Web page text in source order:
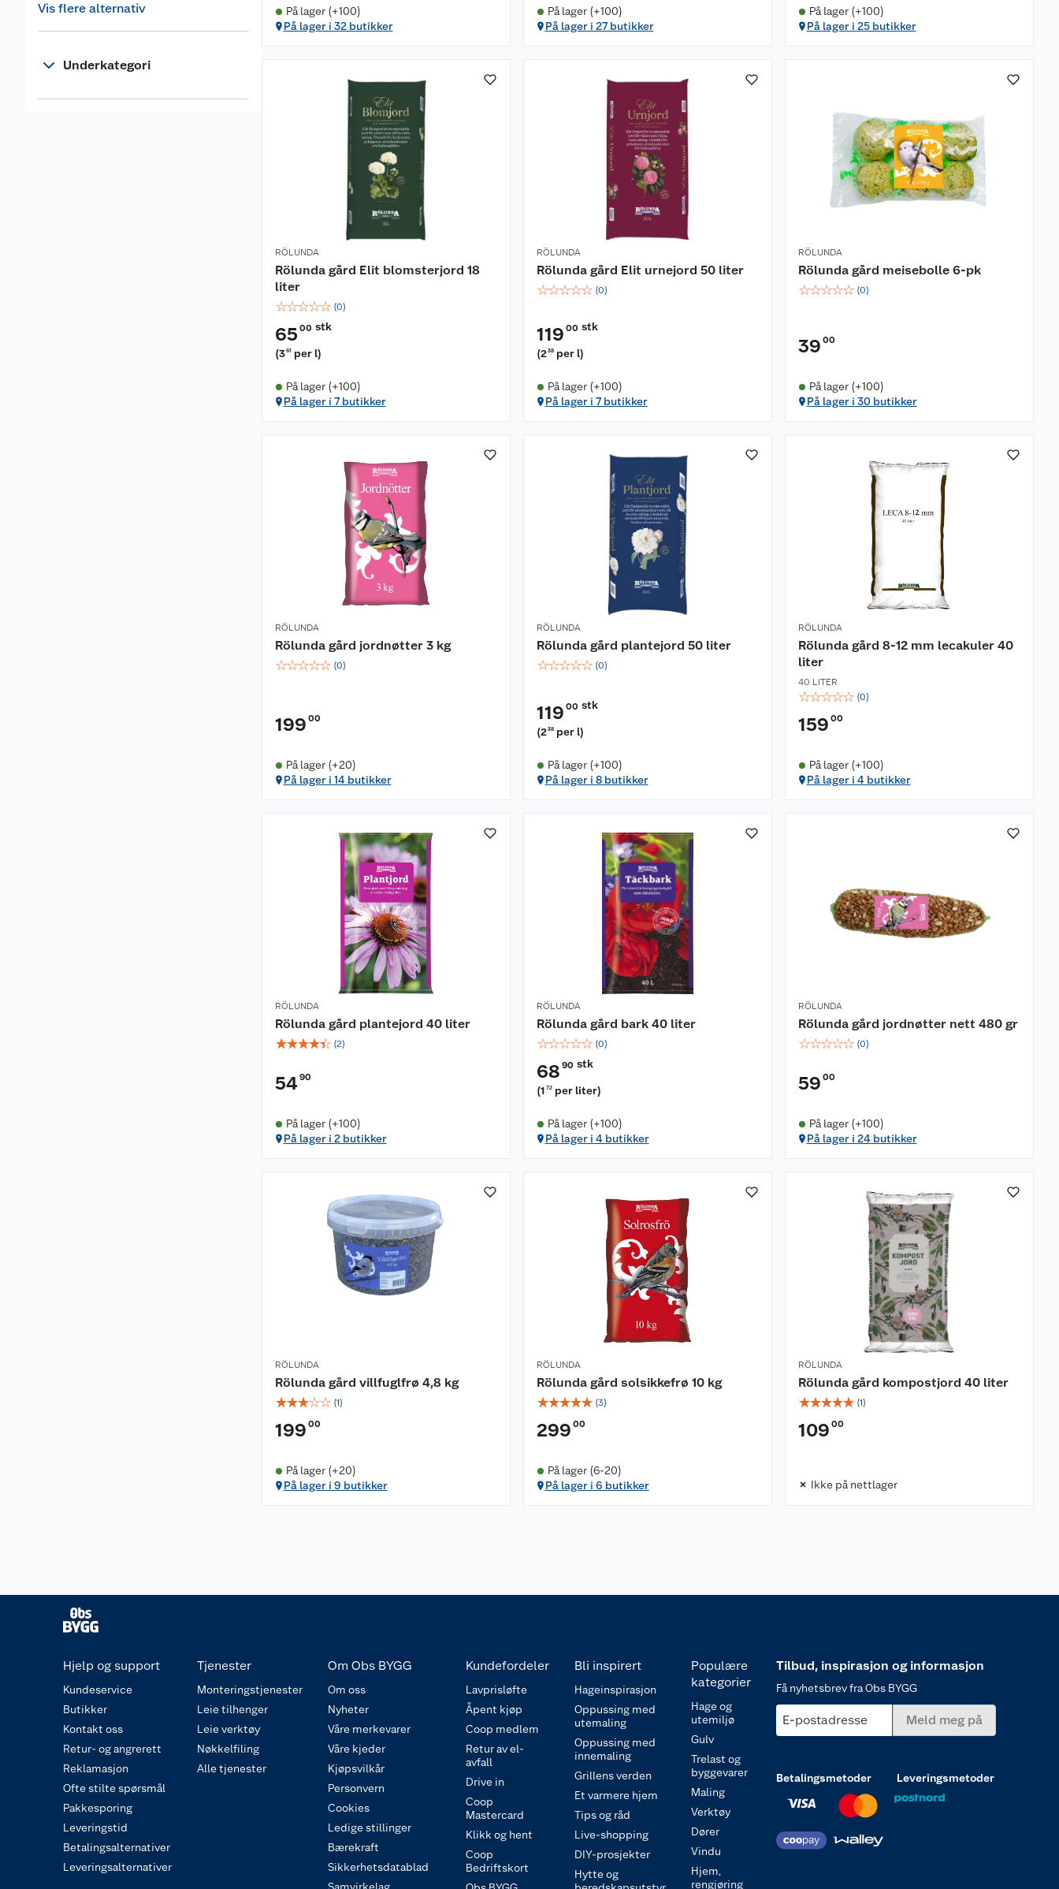
Vis flere alternativ
Underkategori
På lager (+100)
På lager i 32 butikker
På lager (+100)
På lager i 27 butikker
På lager (+100)
På lager i 25 butikker
RÖLUNDA
Rölunda gård Elit blomsterjord 18
liter
☆☆☆☆☆ (0)
65 00 stk
(361 per l)
På lager (+100)
På lager i 7 butikker
RÖLUNDA
Rölunda gård Elit urnejord 50 liter
☆☆☆☆☆ (0)
119 00 stk
(238 per l)
På lager (+100)
På lager i 7 butikker
RÖLUNDA
Rölunda gård meisebolle 6-pk
☆☆☆☆☆ (0)
39 00
På lager (+100)
På lager i 30 butikker
RÖLUNDA
Rölunda gård jordnøtter 3 kg
☆☆☆☆☆ (0)
199 00
På lager (+20)
På lager i 14 butikker
RÖLUNDA
Rölunda gård plantejord 50 liter
☆☆☆☆☆ (0)
119 00 stk
(238 per l)
På lager (+100)
På lager i 8 butikker
RÖLUNDA
Rölunda gård 8-12 mm lecakuler 40
liter
40 LITER
☆☆☆☆☆ (0)
159 00
På lager (+100)
På lager i 4 butikker
RÖLUNDA
Rölunda gård plantejord 40 liter
☆☆☆☆☆ (2)
5490
På lager (+100)
På lager i 2 butikker
RÖLUNDA
Rölunda gård bark 40 liter
☆☆☆☆☆ (0)
68 90 stk
(1 72 per liter)
På lager (+100)
På lager i 4 butikker
RÖLUNDA
Rölunda gård jordnøtter nett 480 gr
☆☆☆☆☆ (0)
59 00
På lager (+100)
På lager i 24 butikker
RÖLUNDA
Rölunda gård villfuglfrø 4,8 kg
☆☆☆☆☆ (1)
199 00
På lager (+20)
På lager i 9 butikker
RÖLUNDA
Rölunda gård solsikkefrø 10 kg
☆☆☆☆☆ (3)
299 00
På lager (6-20)
På lager i 6 butikker
RÖLUNDA
Rölunda gård kompostjord 40 liter
☆☆☆☆☆ (1)
109 00
Ikke på nettlager
Hjelp og support
Kundeservice
Butikker
Kontakt oss
Retur- og angrerett
Reklamasjon
Ofte stilte spørsmål
Pakkesporing
Leveringstid
Betalingsalternativer
Leveringsalternativer
Tjenester
Monteringstjenester
Leie tilhenger
Leie verktøy
Nøkkelfiling
Alle tjenester
Om Obs BYGG
Om oss
Nyheter
Våre merkevarer
Våre kjeder
Kjøpsvilkår
Personvern
Cookies
Ledige stillinger
Bærekraft
Sikkerhetsdatablad
Kundefordeler
Lavprisløfte
Åpent kjøp
Coop medlem
Retur av el-
avfall
Drive in
Coop
Mastercard
Klikk og hent
Coop
Bedriftskort
Bli inspirert
Hageinspirasjon
Oppussing med
utemaling
Oppussing med
innemaling
Grillens verden
Et varmere hjem
Tips og råd
Live-shopping
DIY-prosjekter
Hytte og
Populære
kategorier
Hage og
utemiljø
Gulv
Trelast og
byggevarer
Maling
Verktøy
Dører
Vindu
Hjem,
rengjøring
Tilbud, inspirasjon og informasjon
Få nyhetsbrev fra Obs BYGG
E-postadresse Meld meg på
Betalingsmetoder Leveringsmetoder